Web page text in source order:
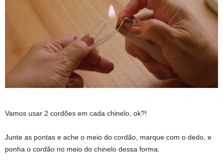
Vamos usar 2 cordões em cada chinelo, ok?!
Junte as pontas e ache o meio do cordão, marque com o dedo, e
ponha o cordão no meio do chinelo dessa forma.